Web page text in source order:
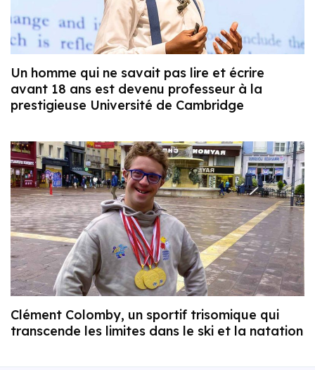
Un homme qui ne savait pas lire et écrire
avant 18 ans est devenu professeur à la
prestigieuse Université de Cambridge
Clément Colomby, un sportif trisomique qui
transcende les limites dans le ski et la natation